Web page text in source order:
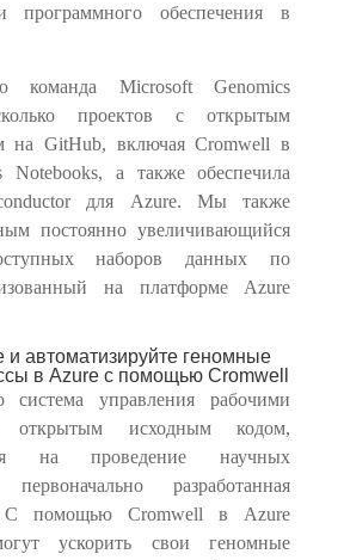
программного обеспечения в
Microsoft Genomics
проектов с открытым
на GitHub, включая Cromwell в
Notebooks, а также обеспечила
для Azure. Мы также
постоянно увеличивающийся
наборов данных по
на платформе Azure
и автоматизируйте геномные
в Azure с помощью Cromwell
управления рабочими
открытым исходным кодом,
на проведение научных
первоначально разработанная
С помощью Cromwell в Azure
ускорить свои геномные